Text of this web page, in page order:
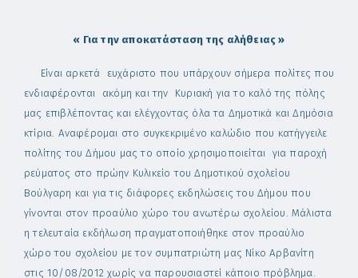
« Για την αποκατάσταση της αλήθειας »
Είναι αρκετά ευχάριστο που υπάρχουν σήμερα πολίτες που
ενδιαφέρονται ακόμη και την Κυριακή για το καλό της πόλης
μας επιβλέποντας και ελέγχοντας όλα τα Δημοτικά και Δημόσια
κτίρια. Αναφέρομαι στο συγκεκριμένο καλώδιο που κατήγγειλε
πολίτης του Δήμου μας το οποίο χρησιμοποιείται για παροχή
ρεύματος στο πρώην Κυλικείο του Δημοτικού σχολείου
Βούλγαρη και για τις διάφορες εκδηλώσεις του Δήμου που
γίνονται στον προαύλιο χώρο του ανωτέρω σχολείου. Μάλιστα
η τελευταία εκδήλωση πραγματοποιήθηκε στον προαύλιο
χώρο του σχολείου με τον συμπατριώτη μας Νίκο Αρβανίτη
στις 10/08/2012 χωρίς να παρουσιαστεί κάποιο πρόβλημα.